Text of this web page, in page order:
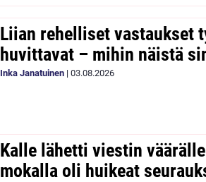
Liian rehelliset vastaukset
huvittavat – mihin näistä
Inka Janatuinen | 03.08.2026
Kalle lähetti viestin
mokalla oli huikeat